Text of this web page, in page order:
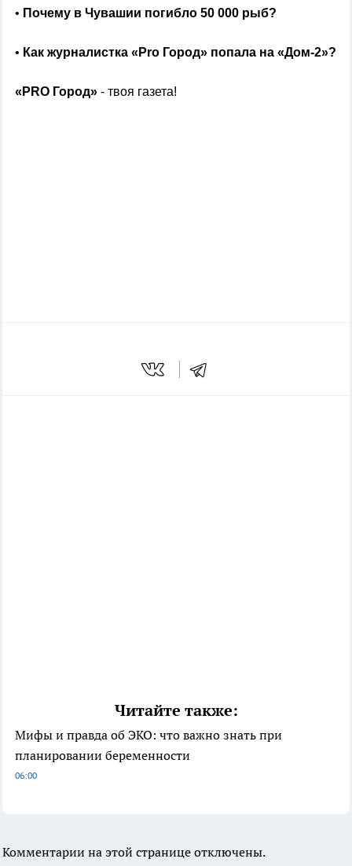
• Почему в Чувашии погибло 50 000 рыб?
• Как журналистка «Pro Город» попала на «Дом-2»?
«PRO Город» - твоя газета!
Читайте также:
Мифы и правда об ЭКО: что важно знать при
планировании беременности
06:00
Комментарии на этой странице отключены.